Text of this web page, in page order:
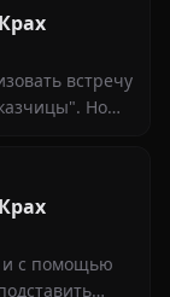
из
встречу
Но
и с помощью